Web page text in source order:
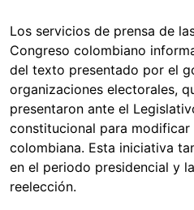
Los servicios de prensa de
Congreso colombiano
del texto presentado por el
organizaciones electorales,
presentaron ante el
constitucional para modificar
colombiana. Esta iniciativa
en el periodo presidencial y
reelección.